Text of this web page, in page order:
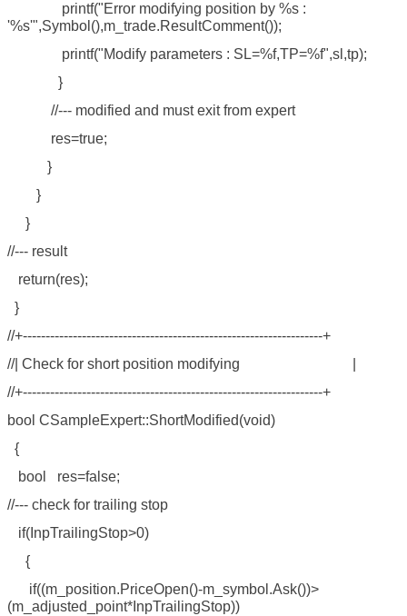
printf("Error modifying position by %s :
'%s'",Symbol(),m_trade.ResultComment());
printf("Modify parameters : SL=%f,TP=%f",sl,tp);
}
//--- modified and must exit from expert
res=true;
}
}
}
//--- result
return(res);
}
//+------------------------------------------------------------------+
//| Check for short position modifying |
//+------------------------------------------------------------------+
bool CSampleExpert::ShortModified(void)
{
bool res=false;
//--- check for trailing stop
if(InpTrailingStop>0)
{
if((m_position.PriceOpen()-m_symbol.Ask())>
(m_adjusted_point*InpTrailingStop))